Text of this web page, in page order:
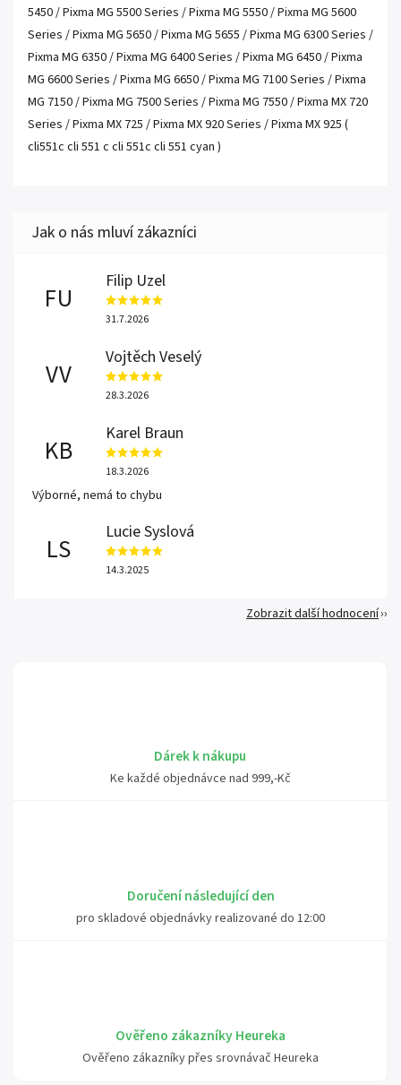
Dárek k nákupu
Ke každé objednávce nad 999,-Kč
Doručení následující den
pro skladové objednávky realizované do 12:00
Ověřeno zákazníky Heureka
Ověřeno zákazníky přes srovnávač Heureka
5450 / Pixma MG 5500 Series / Pixma MG 5550 / Pixma MG 5600
Series / Pixma MG 5650 / Pixma MG 5655 / Pixma MG 6300 Series /
Pixma MG 6350 / Pixma MG 6400 Series / Pixma MG 6450 / Pixma
MG 6600 Series / Pixma MG 6650 / Pixma MG 7100 Series / Pixma
MG 7150 / Pixma MG 7500 Series / Pixma MG 7550 / Pixma MX 720
Series / Pixma MX 725 / Pixma MX 920 Series / Pixma MX 925 (
cli551c cli 551 c cli 551c cli 551 cyan )
FU
Filip Uzel
31.7.2026
VV
Vojtěch Veselý
28.3.2026
KB
Karel Braun
18.3.2026
Výborné, nemá to chybu
LS
Lucie Syslová
14.3.2025
Zobrazit další hodnocení